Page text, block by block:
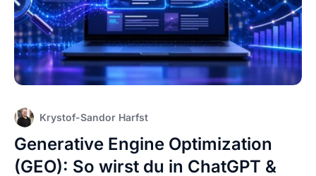
Krystof-Sandor Harfst
Generative Engine Optimization
(GEO): So wirst du in ChatGPT &